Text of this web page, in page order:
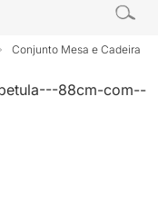
Conjunto Mesa e Cadeira